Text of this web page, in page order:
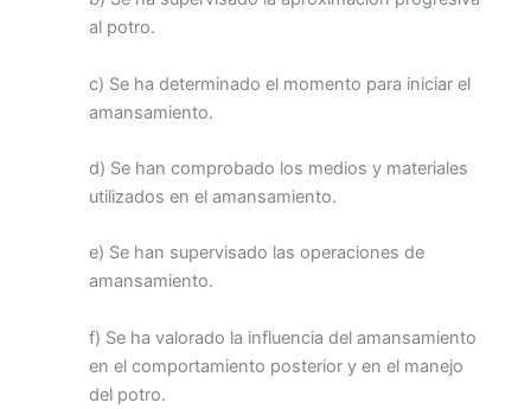
al potro.
c) Se ha determinado el momento para iniciar el
amansamiento.
d) Se han comprobado los medios y materiales
utilizados en el amansamiento.
e) Se han supervisado las operaciones de
amansamiento.
f) Se ha valorado la influencia del amansamiento
en el comportamiento posterior y en el manejo
del potro.